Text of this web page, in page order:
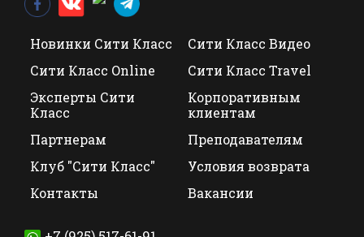
Новинки Сити Класс
Сити Класс Видео
Сити Класс Online
Сити Класс Travel
Эксперты Сити
Класс
Корпоративным
клиентам
Партнерам
Преподавателям
Клуб "Сити Класс"
Условия возврата
Контакты
Вакансии